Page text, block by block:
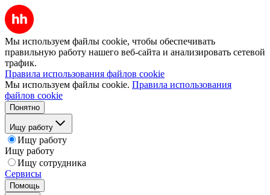
Мы используем файлы cookie, чтобы обеспечивать
правильную работу нашего веб-сайта и анализировать сетевой
трафик.
Правила использования файлов cookie
Мы используем файлы cookie. Правила использования
файлов cookie
Понятно
Ищу работу
Ищу работу
Ищу работу
Ищу сотрудника
Сервисы
Помощь